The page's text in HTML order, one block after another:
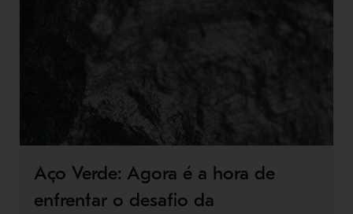
Aço Verde: Agora é a hora de
enfrentar o desafio da